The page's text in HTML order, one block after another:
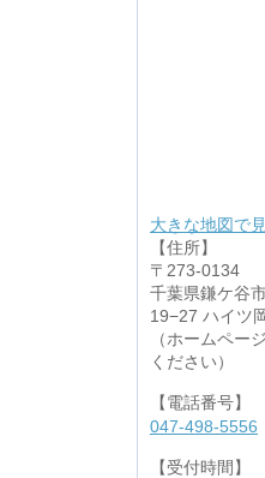
大きな地図で
【住所】
〒273-0134
千葉県鎌ケ谷
19−27 ハイツ
（ホームペー
ください）
【電話番号】
047-498-5556
【受付時間】